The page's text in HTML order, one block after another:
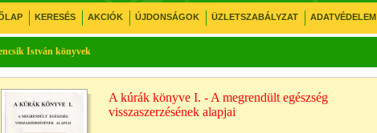
KERESÉS AKCIÓK ÚJDONSÁGOK ÜZLETSZABÁLYZAT ADATVÉDELEM
István könyvek
A kúrák könyve I. - A megrendült egészség
visszaszerzésének alapjai